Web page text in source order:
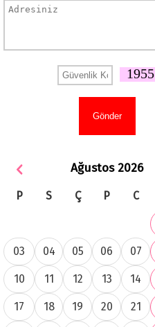
1955
Ağustos 2026
P S Ç P C
03 04 05 06 07
10 11 12 13 14
17 18 19 20 21